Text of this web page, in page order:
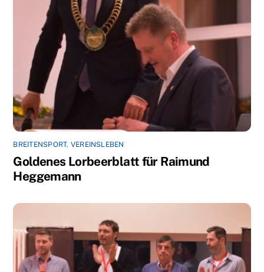
BREITENSPORT, VEREINSLEBEN
Goldenes Lorbeerblatt für Raimund
Heggemann